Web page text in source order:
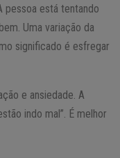
pessoa está tentando
Uma variação da
significado é esfregar
e ansiedade. A
indo mal”. É melhor